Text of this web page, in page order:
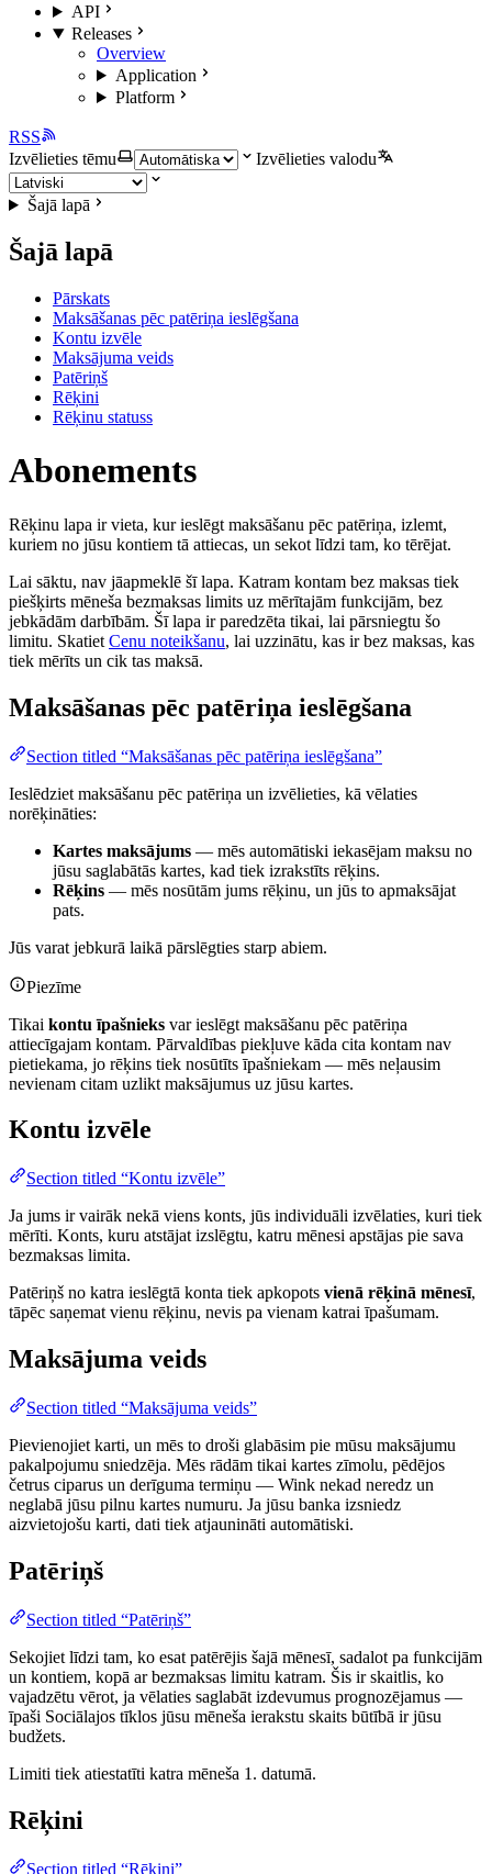
API
Releases
Overview
Application
Platform
RSS
Izvēlieties tēmu
Izvēlieties valodu
Šajā lapā
Šajā lapā
Pārskats
Maksāšanas pēc patēriņa ieslēgšana
Kontu izvēle
Maksājuma veids
Patēriņš
Rēķini
Rēķinu statuss
Abonements
Rēķinu lapa ir vieta, kur ieslēgt maksāšanu pēc patēriņa, izlemt,
kuriem no jūsu kontiem tā attiecas, un sekot līdzi tam, ko tērējat.
Lai sāktu, nav jāapmeklē šī lapa. Katram kontam bez maksas tiek
piešķirts mēneša bezmaksas limits uz mērītajām funkcijām, bez
jebkādām darbībām. Šī lapa ir paredzēta tikai, lai pārsniegtu šo
limitu. Skatiet Cenu noteikšanu, lai uzzinātu, kas ir bez maksas, kas
tiek mērīts un cik tas maksā.
Maksāšanas pēc patēriņa ieslēgšana
Section titled “Maksāšanas pēc patēriņa ieslēgšana”
Ieslēdziet maksāšanu pēc patēriņa un izvēlieties, kā vēlaties
norēķināties:
Kartes maksājums — mēs automātiski iekasējam maksu no
jūsu saglabātās kartes, kad tiek izrakstīts rēķins.
Rēķins — mēs nosūtām jums rēķinu, un jūs to apmaksājat
pats.
Jūs varat jebkurā laikā pārslēgties starp abiem.
Piezīme
Tikai kontu īpašnieks var ieslēgt maksāšanu pēc patēriņa
attiecīgajam kontam. Pārvaldības piekļuve kāda cita kontam nav
pietiekama, jo rēķins tiek nosūtīts īpašniekam — mēs neļausim
nevienam citam uzlikt maksājumus uz jūsu kartes.
Kontu izvēle
Section titled “Kontu izvēle”
Ja jums ir vairāk nekā viens konts, jūs individuāli izvēlaties, kuri tiek
mērīti. Konts, kuru atstājat izslēgtu, katru mēnesi apstājas pie sava
bezmaksas limita.
Patēriņš no katra ieslēgtā konta tiek apkopots vienā rēķinā mēnesī,
tāpēc saņemat vienu rēķinu, nevis pa vienam katrai īpašumam.
Maksājuma veids
Section titled “Maksājuma veids”
Pievienojiet karti, un mēs to droši glabāsim pie mūsu maksājumu
pakalpojumu sniedzēja. Mēs rādām tikai kartes zīmolu, pēdējos
četrus ciparus un derīguma termiņu — Wink nekad neredz un
neglabā jūsu pilnu kartes numuru. Ja jūsu banka izsniedz
aizvietojošu karti, dati tiek atjaunināti automātiski.
Patēriņš
Section titled “Patēriņš”
Sekojiet līdzi tam, ko esat patērējis šajā mēnesī, sadalot pa funkcijām
un kontiem, kopā ar bezmaksas limitu katram. Šis ir skaitlis, ko
vajadzētu vērot, ja vēlaties saglabāt izdevumus prognozējamus —
īpaši Sociālajos tīklos jūsu mēneša ierakstu skaits būtībā ir jūsu
budžets.
Limiti tiek atiestatīti katra mēneša 1. datumā.
Rēķini
Section titled “Rēķini”